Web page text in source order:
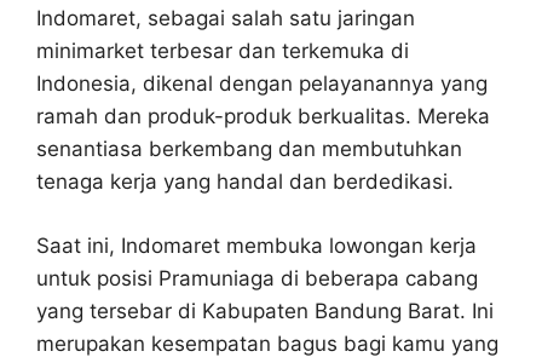
Indomaret, sebagai salah satu jaringan
minimarket terbesar dan terkemuka di
Indonesia, dikenal dengan pelayanannya yang
ramah dan produk-produk berkualitas. Mereka
senantiasa berkembang dan membutuhkan
tenaga kerja yang handal dan berdedikasi.
Saat ini, Indomaret membuka lowongan kerja
untuk posisi Pramuniaga di beberapa cabang
yang tersebar di Kabupaten Bandung Barat. Ini
merupakan kesempatan bagus bagi kamu yang